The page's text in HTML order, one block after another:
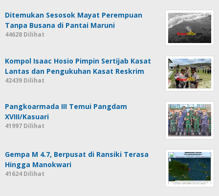
Ditemukan Sesosok Mayat Perempuan
Tanpa Busana di Pantai Maruni
44628 Dilihat
Kompol Isaac Hosio Pimpin Sertijab Kasat
Lantas dan Pengukuhan Kasat Reskrim
42439 Dilihat
Pangkoarmada III Temui Pangdam
XVIII/Kasuari
41997 Dilihat
Gempa M 4.7, Berpusat di Ransiki Terasa
Hingga Manokwari
41624 Dilihat